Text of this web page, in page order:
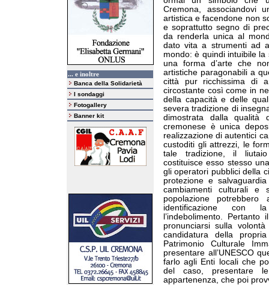
... e inoltre
Banca della Solidarietà
I sondaggi
Fotogallery
Banner kit
Cremona, associandovi
artistica e facendone non
e soprattutto segno di
da renderla unica al
dato vita a strumenti ad
mondo: è quindi intuibile
una forma d’arte che
artistiche paragonabili a
città pur ricchissima di
circostante così come in
della capacità e delle
severa tradizione di
dimostrata dalla qualità
cremonese è unica
realizzazione di autentici
custoditi gli attrezzi, le
tale tradizione, il liutaio
costituisce esso stesso
gli operatori pubblici della
protezione e
cambiamenti culturali e
popolazione
identificazione con
l’indebolimento.
pronunciarsi sulla
candidatura della
Patrimonio Culturale
presentare all’UNESCO
farlo agli Enti locali che
del caso, presentare
appartenenza, che poi